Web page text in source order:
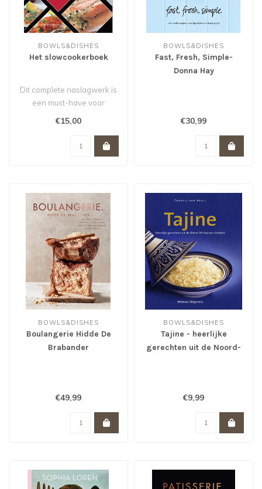
BOWLS&DISHES
Het slowcookerboek
Dit complete naslagwerk is
een must-have voor
iedereen die een
€15,00
BOWLS&DISHES
Fast, Fresh, Simple-
Donna Hay
€30,99
BOWLS&DISHES
Boulangerie Hidde De
Brabander
€49,99
BOWLS&DISHES
Tajine - heerlijke
gerechten uit de Noord-
€9,99